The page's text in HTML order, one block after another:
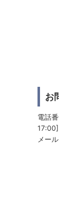
お
電話
17:00]
メー